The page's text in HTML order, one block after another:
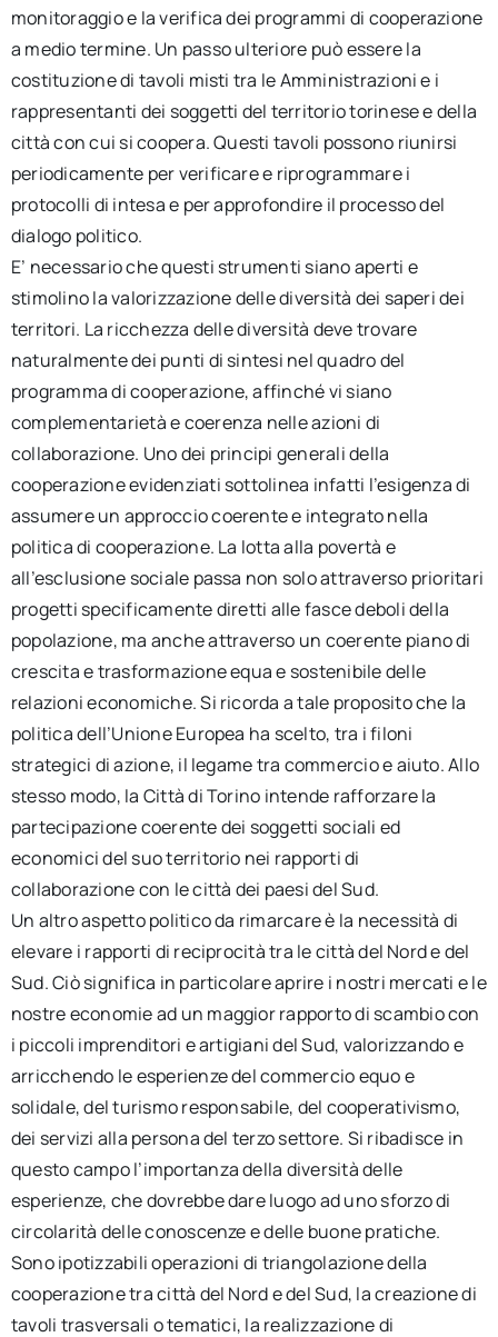
monitoraggio e la verifica dei programmi di cooperazione
a medio termine. Un passo ulteriore può essere la
costituzione di tavoli misti tra le Amministrazioni e i
rappresentanti dei soggetti del territorio torinese e della
città con cui si coopera. Questi tavoli possono riunirsi
periodicamente per verificare e riprogrammare i
protocolli di intesa e per approfondire il processo del
dialogo politico.
E’ necessario che questi strumenti siano aperti e
stimolino la valorizzazione delle diversità dei saperi dei
territori. La ricchezza delle diversità deve trovare
naturalmente dei punti di sintesi nel quadro del
programma di cooperazione, affinché vi siano
complementarietà e coerenza nelle azioni di
collaborazione. Uno dei principi generali della
cooperazione evidenziati sottolinea infatti l’esigenza di
assumere un approccio coerente e integrato nella
politica di cooperazione. La lotta alla povertà e
all’esclusione sociale passa non solo attraverso prioritari
progetti specificamente diretti alle fasce deboli della
popolazione, ma anche attraverso un coerente piano di
crescita e trasformazione equa e sostenibile delle
relazioni economiche. Si ricorda a tale proposito che la
politica dell’Unione Europea ha scelto, tra i filoni
strategici di azione, il legame tra commercio e aiuto. Allo
stesso modo, la Città di Torino intende rafforzare la
partecipazione coerente dei soggetti sociali ed
economici del suo territorio nei rapporti di
collaborazione con le città dei paesi del Sud.
Un altro aspetto politico da rimarcare è la necessità di
elevare i rapporti di reciprocità tra le città del Nord e del
Sud. Ciò significa in particolare aprire i nostri mercati e le
nostre economie ad un maggior rapporto di scambio con
i piccoli imprenditori e artigiani del Sud, valorizzando e
arricchendo le esperienze del commercio equo e
solidale, del turismo responsabile, del cooperativismo,
dei servizi alla persona del terzo settore. Si ribadisce in
questo campo l’importanza della diversità delle
esperienze, che dovrebbe dare luogo ad uno sforzo di
circolarità delle conoscenze e delle buone pratiche.
Sono ipotizzabili operazioni di triangolazione della
cooperazione tra città del Nord e del Sud, la creazione di
tavoli trasversali o tematici, la realizzazione di